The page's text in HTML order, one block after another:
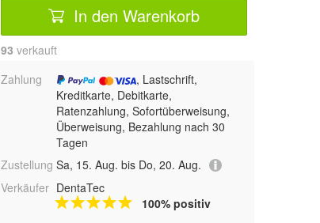
In den Warenkorb
93 verkauft
Zahlung
, Lastschrift,
Kreditkarte, Debitkarte,
Ratenzahlung, Sofortüberweisung,
Überweisung, Bezahlung nach 30
Tagen
Zustellung Sa, 15. Aug. bis Do, 20. Aug.
Verkäufer DentaTec
100% positiv